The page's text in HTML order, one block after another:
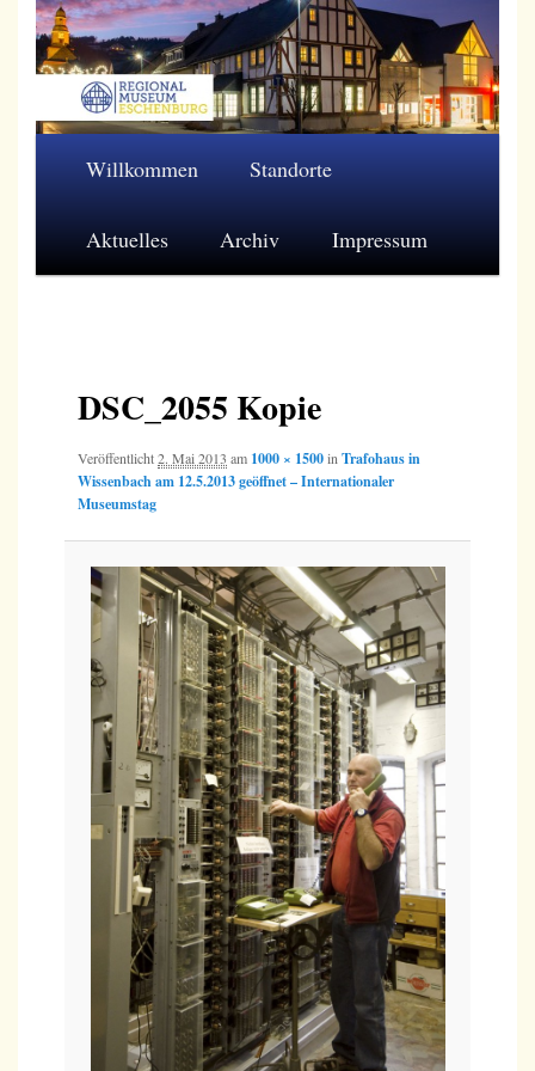
Zum
primären
Inhalt
Regionalmuseum Eschenburg e.V.
Willkommen Standorte
Aktuelles Archiv Impressum
DSC_2055 Kopie
Veröffentlicht2. Mai 2013 am 1000 × 1500in Trafohaus in
Wissenbach am 12.5.2013 geöffnet – Internationaler
Museumstag